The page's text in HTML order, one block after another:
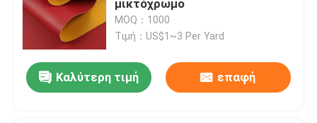
μικτόχρωμο
MOQ：1000
Τιμή：US$1~3 Per Yard
Καλύτερη τιμή επαφή